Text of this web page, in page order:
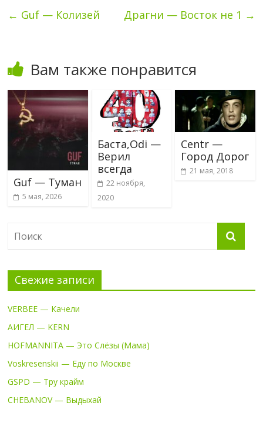
← Guf — Колизей Драгни — Восток не 1 →
Вам также понравится
Guf — Туман
5 мая, 2026
Баста,Odi —
Верил
всегда
22 ноября,
2020
Centr —
Город Дорог
21 мая, 2018
Свежие записи
VERBEE — Качели
АИГЕЛ — KERN
HOFMANNITA — Это Слёзы (Мама)
Voskresenskii — Еду по Москве
GSPD — Тру крайм
CHEBANOV — Выдыхай